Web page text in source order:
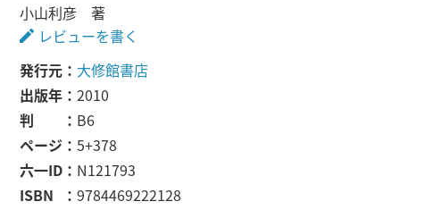
小山利彦 著
レビューを書く
発行元
大修館書店
出版年
2010
判
B6
ページ
5+378
六一ID
N121793
ISBN
9784469222128